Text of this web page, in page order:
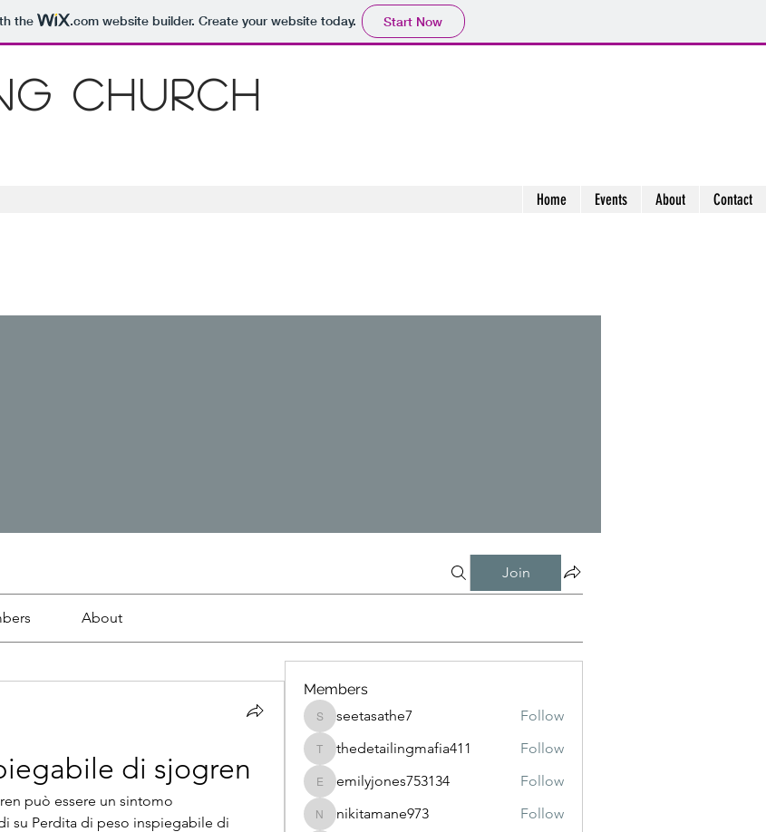
the .comwebsite builder. Create your website today. Start Now
Church
Home Events About Contact
Join
About
di sjogren
può essere un sintomo
su Perdita di peso inspiegabile di
Members
seetasathe7
seetasathe7 Follow
thedetailingmafia411
thedetailingmafia411 Follow
emilyjones753134
emilyjones753134 Follow
nikitamane973
nikitamane973 Follow